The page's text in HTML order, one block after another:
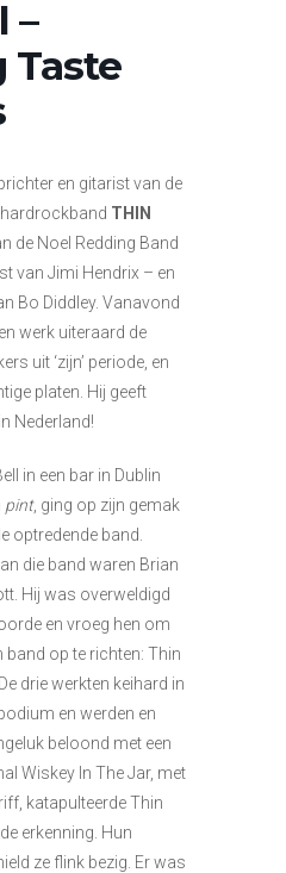
–
Taste
en gitarist van de
THIN
de Noel Redding Band
van Jimi Hendrix – en
Bo Diddley. Vanavond
werk uiteraard de
uit ‘zijn’ periode, en
platen. Hij geeft
Nederland!
in een bar in Dublin
pint, ging op zijn gemak
optredende band.
die band waren Brian
Hij was overweldigd
en vroeg hen om
band op te richten: Thin
drie werkten keihard in
en werden en
beloond met een
Wiskey In The Jar, met
katapulteerde Thin
erkenning. Hun
ze flink bezig. Er was